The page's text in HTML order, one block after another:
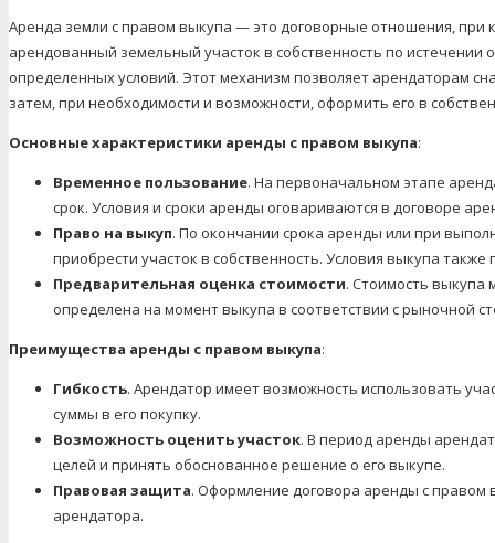
Аренда земли с правом выкупа — это договорные отношения, при
арендованный земельный участок в собственность по истечении
определенных условий. Этот механизм позволяет арендаторам
затем, при необходимости и возможности, оформить его в
Основные характеристики аренды с правом выкупа:
Временное пользование. На первоначальном этапе
срок. Условия и сроки аренды оговариваются в договоре
Право на выкуп. По окончании срока аренды или при
приобрести участок в собственность. Условия выкупа
Предварительная оценка стоимости. Стоимость выкупа
определена на момент выкупа в соответствии с рыночной
Преимущества аренды с правом выкупа:
Гибкость. Арендатор имеет возможность использовать
суммы в его покупку.
Возможность оценить участок. В период аренды
целей и принять обоснованное решение о его выкупе.
Правовая защита. Оформление договора аренды с
арендатора.